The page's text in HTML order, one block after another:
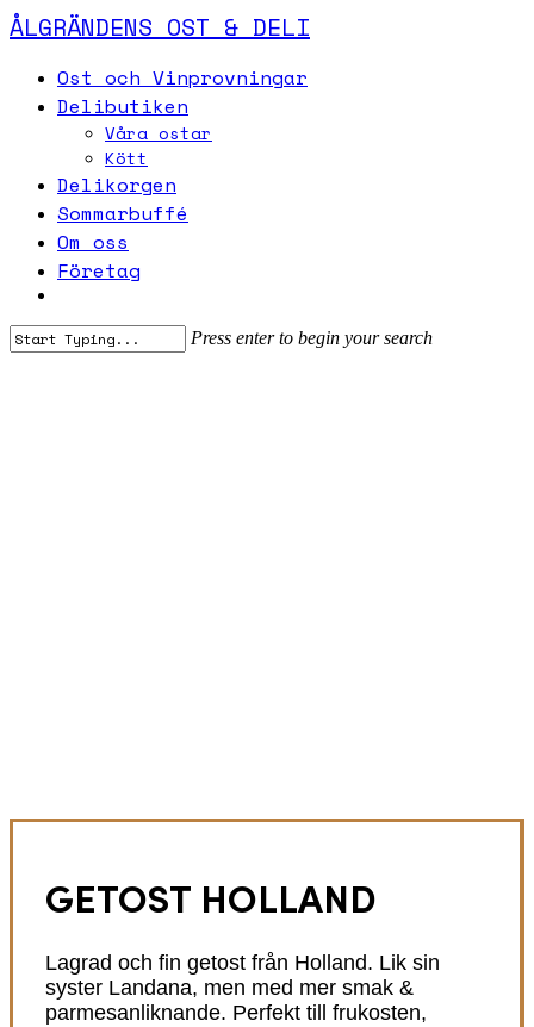
Skip
to
content
ÅLGRÄNDENS OST & DELI
Menu Ost och Vinprovningar
Delibutiken
Våra ostar
Kött
Delikorgen
Sommarbuffé
Om oss
Företag
Press enter to begin your search
GETOST HOLLAND
Lagrad och fin getost från Holland. Lik sin
syster Landana, men med mer smak &
parmesanliknande. Perfekt till frukosten,